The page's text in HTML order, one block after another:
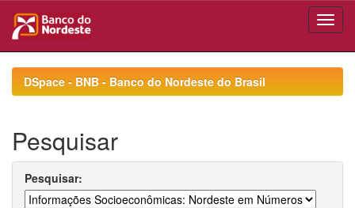
navigationDSpace - BNB - Banco do Nordeste do Brasil
Pesquisar
Pesquisar: